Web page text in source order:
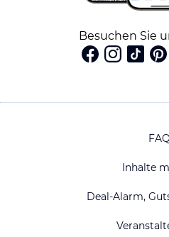
Besuchen Sie
FAQ
Inhalte
Deal-Alarm,